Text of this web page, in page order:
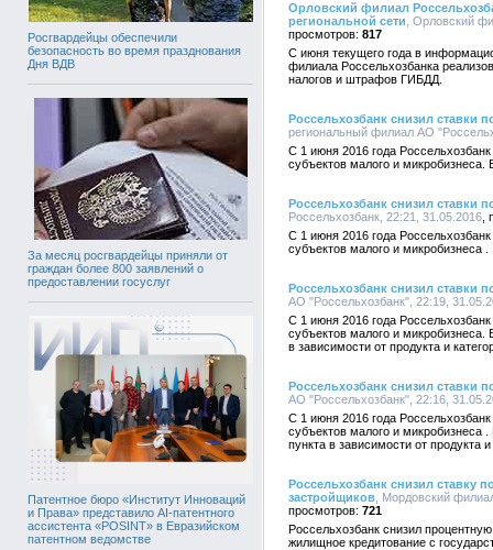
Росгвардейцы обеспечили
безопасность во время празднования
Дня ВДВ
За месяц росгвардейцы приняли от
граждан более 800 заявлений о
предоставлении госуслуг
Патентное бюро «Институт Инноваций
и Права» представило AI-патентного
ассистента «POSINT» в Евразийском
патентном ведомстве
Орловский филиал
региональной сети , Орловский
817
С июня текущего года в
филиала Россельхозбанка
налогов и штрафов ГИБДД.
Россельхозбанк снизил ставки
региональный филиал АО
С 1 июня 2016 года
субъектов малого и микробизнеса.
Россельхозбанк снизил ставки
Россельхозбанк, 22:21, 31.05.2016
С 1 июня 2016 года
субъектов малого и микробизнеса .
Россельхозбанк снизил ставки
АО "Россельхозбанк", 22:19,
С 1 июня 2016 года
субъектов малого и микробизнеса.
в зависимости от продукта и
Россельхозбанк снизил ставки
АО "Россельхозбанк", 22:16,
С 1 июня 2016 года
субъектов малого и микробизнеса
пункта в зависимости от продукта
Россельхозбанк снизил ставку
застройщиков , Мордовский
721
Россельхозбанк снизил
жилищное кредитование с